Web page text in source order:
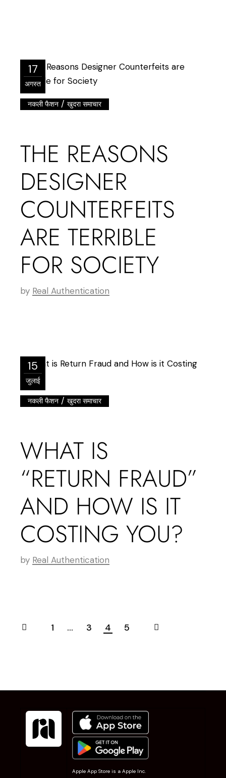
17
अगस्त
नकली फैशन /खुदरा समाचार
THE REASONS
DESIGNER
COUNTERFEITS
ARE TERRIBLE
FOR SOCIETY
by Real Authentication
15
जुलाई
नकली फैशन /खुदरा समाचार
WHAT IS
“RETURN FRAUD”
AND HOW IS IT
COSTING YOU?
by Real Authentication
1 … 3 4 5
Apple App Store is a Apple Inc.